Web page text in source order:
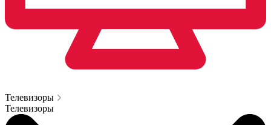
Телевизоры
Телевизоры